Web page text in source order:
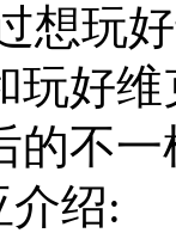
想玩
玩好
的不
介绍: